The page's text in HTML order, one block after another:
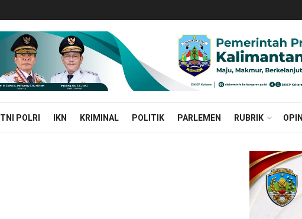
TNI POLRI IKN KRIMINAL POLITIK PARLEMEN RUBRIK OPINI